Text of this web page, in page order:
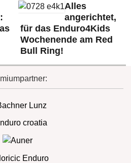
Alles
angerichtet,
für das Enduro4Kids
Wochenende am Red
Bull Ring!